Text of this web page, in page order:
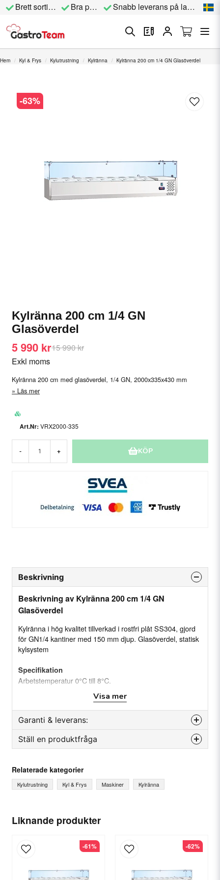
Brett sortiment Bra priser Snabb leverans på lagervara
Hem Kyl & Frys Kylutrustning Kylränna Kylränna 200 cm 1/4 GN Glasöverdel
-63%
Kylränna 200 cm 1/4 GN
Glasöverdel
15 990 kr
5 990 kr
Exkl moms
Kylränna 200 cm med glasöverdel, 1/4 GN, 2000x335x430 mm
Läs mer
VRX2000-335
- + KÖP
Liknande produkter
-61% -62%
Beskrivning
Beskrivning av Kylränna 200 cm 1/4 GN
Glasöverdel
Kylränna i hög kvalitet tillverkad i rostfri plåt SS304, gjord
för GN1/4 kantiner med 150 mm djup. Glasöverdel, statisk
kylsystem
Specifikation
Arbetstemperatur 0°C till 8°C.
Mått: 2000x335x430 mmVisa mer
Garanti & leverans:
Reservdelsgaranti
Leverantid
Ställ en produktfråga
Fråga oss något om denna produkten...
Ditt namn
email
E-postadress
Relaterade kategorier
Kylutrustning Kyl & Frys Maskiner Kylränna